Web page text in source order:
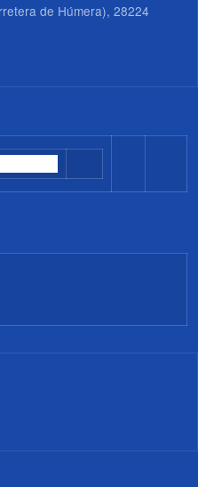
de Húmera), 28224